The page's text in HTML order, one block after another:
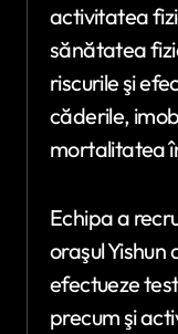
activitatea
sănătatea
riscurile şi
căderile,
mortalitatea
Echipa a
oraşul Yishun
efectueze
precum şi